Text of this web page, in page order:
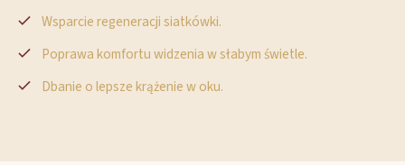
Wsparcie regeneracji siatkówki.
Poprawa komfortu widzenia w słabym świetle.
Dbanie o lepsze krążenie w oku.